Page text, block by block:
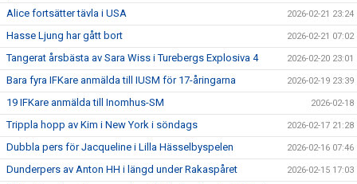
Alice fortsätter tävla i USA 2026-02-21 23:24
Hasse Ljung har gått bort 2026-02-21 07:02
Tangerat årsbästa av Sara Wiss i Turebergs Explosiva 4 2026-02-20 23:01
Bara fyra IFKare anmälda till IUSM för 17-åringarna 2026-02-19 23:39
19 IFKare anmälda till Inomhus-SM 2026-02-18
Trippla hopp av Kim i New York i söndags 2026-02-17 21:28
Dubbla pers för Jacqueline i Lilla Hässelbyspelen 2026-02-16 07:46
Dunderpers av Anton HH i längd under Rakaspåret 2026-02-15 17:03